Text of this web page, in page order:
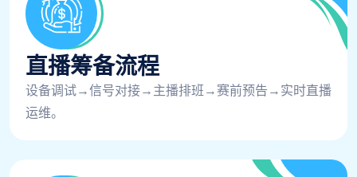
直播筹备流程
设备调试→信号对接→主播排班→赛前预告→实时直播
运维。